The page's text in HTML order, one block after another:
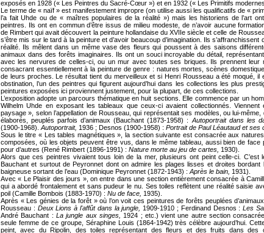
exposés en 1928 (« Les Peintres du Sacré-Cœur ») et en 1932 (« Les Primitifs modernes
Le terme de « naïf » est manifestement impropre (on utilise aussi les qualificatifs de «
l’a fait Uhde ou de « maîtres populaires de la réalité ») mais les historiens de l’art
peintres. Ils ont en commun d’être issus de milieu modeste, de n’avoir aucune
de Rimbert qui avait découvert la peinture hollandaise du XVIIe siècle et celle de
s’être mis sur le tard à la peinture et d’avoir beaucoup d’imagination. Ils
réalité. Ils mêlent dans un même vase des fleurs qui poussent à des saisons
animaux dans des forêts imaginaires. Ils ont un souci incroyable du détail,
avec les nervures de celles-ci, ou un mur avec toutes ses briques. Ils prennent leur
consacrant essentiellement à la peinture de genre : natures mortes, scènes
de leurs proches. Le résultat tient du merveilleux et si Henri Rousseau a été moqué, il
obstination, l’un des peintres qui figurent aujourd’hui dans les collections les plus
peintures exposées ici proviennent justement, pour la plupart, de ces collections.
L’exposition adopte un parcours thématique en huit sections. Elle commence par un
Wilhelm Uhde en exposant les tableaux que ceux-ci avaient collectionnés.
paysage », selon l’appellation de Rousseau, qui représentait ses modèles, ou lui-
élaborés, peuplés parfois d’animaux (Bauchant (1873-1958) : Autoportrait dans les
(1900-1968). Autoportrait, 1936 ; Desnos (1900-1958) : Portrait de Paul Léautaud et ses
Sous le titre « Les tables magnétiques », la section suivante est consacrée aux
composées, où les objets peuvent être vus, dans le même tableau, aussi bien de face
pour d’autres (René Rimbert (1896-1991) : Nature morte au jeu de cartes, 1930).
Alors que ces peintres vivaient tous loin de la mer, plusieurs ont peint celle-ci. C’est
Bauchant et surtout de Peyronnet dont on admire les plages lisses et droites
baigneuse sortant de l’eau (Dominique Peyronnet (1872-1943) : Après le bain, 1931).
Avec « Le Plaisir des jours », on entre dans une section entièrement consacrée à
qui a abordé frontalement et sans pudeur le nu. Ses toiles reflètent une réalité saisie
poil (Camille Bombois (1883-1970) : Nu de face, 1935).
Après « Les génies de la forêt » où l’on voit ces peintures de forêts peuplées
Rousseau : Deux Lions à l'affût dans la jungle, 1909-1910 ; Ferdinand Desnos :Les
André Bauchant : La jungle aux singes, 1924 ; etc.) vient une autre section
seule femme de ce groupe, Séraphine Louis (1864-1942) très célèbre aujourd’hui.
peint, avec du Ripolin, des toiles représentant des fleurs et des fruits dans des